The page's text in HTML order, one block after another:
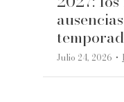
Julio 24, 2026 ·